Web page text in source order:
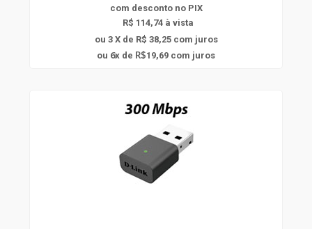
com desconto no PIX
R$ 114,74 à vista
ou 3 X de R$ 38,25com juros
ou 6x de R$19,69 com juros